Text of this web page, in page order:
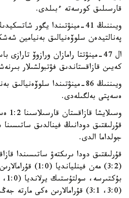
قارسىلىق كورسەتە ءبىلدى.
ويىننىڭ 41-مينۋتىندا يگور
پەنالتيدەن سلوۆەنيالىق بەنيامين
ال 47-مينۋتتا رامازان ورازوۆ
كەيىن قازاقستاندىق فۋتبولشىلار
ويىننىڭ 86-مينۋتىندا
ەسەپتى بەلگىلەدى.
قۇرلىقتىق دودانىڭ فينالدىق ساتىسىنا
جولداما الدى.
قۇرلىقتىق دودا ىرىكتەۋ ساتىسىندا
(3:2) مەن فينليانديا
(3:0، 3:1) قۇرامالارىن ەكى مارتە جەڭدى.